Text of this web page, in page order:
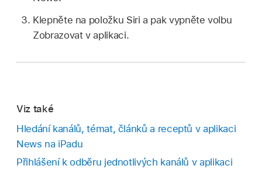
Klepněte na položku Siri a pak vypněte volbu
Zobrazovat v aplikaci.
Viz také
Hledání kanálů, témat, článků a receptů v aplikaci
News na iPadu
Přihlášení k odběru jednotlivých kanálů v aplikaci